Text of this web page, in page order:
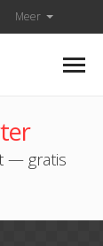
Meer
— gratis